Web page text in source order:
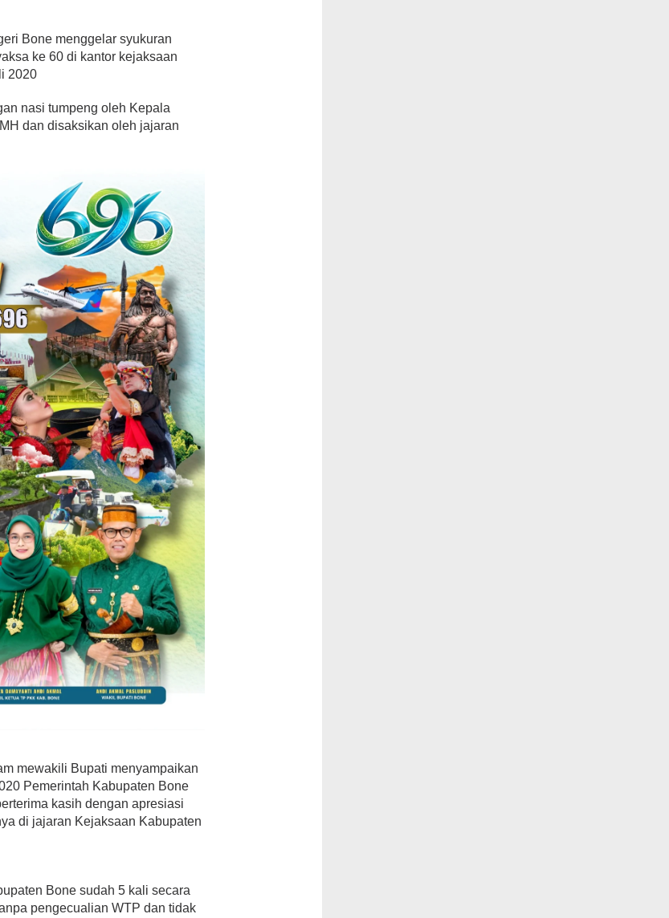
Bone menggelar syukuran
ke 60 di kantor kejaksaan
2020
nasi tumpeng oleh Kepala
dan disaksikan oleh jajaran
mewakili Bupati menyampaikan
Pemerintah Kabupaten Bone
kasih dengan apresiasi
di jajaran Kejaksaan Kabupaten
Bone sudah 5 kali secara
pengecualian WTP dan tidak